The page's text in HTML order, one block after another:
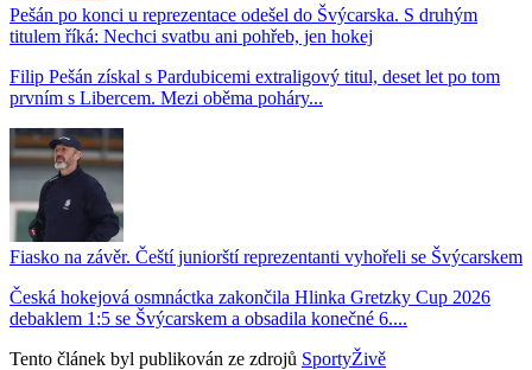
Pešán po konci u reprezentace odešel do Švýcarska. S druhým
titulem říká: Nechci svatbu ani pohřeb, jen hokej
Filip Pešán získal s Pardubicemi extraligový titul, deset let po tom
prvním s Libercem. Mezi oběma poháry...
Fiasko na závěr. Čeští juniorští reprezentanti vyhořeli se Švýcarskem
Česká hokejová osmnáctka zakončila Hlinka Gretzky Cup 2026
debaklem 1:5 se Švýcarskem a obsadila konečné 6....
Tento článek byl publikován ze zdrojů SportyŽivě